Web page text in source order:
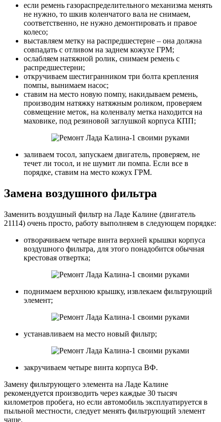
если ремень газораспределительного механизма менять
не нужно, то шкив коленчатого вала не снимаем,
соответственно, не нужно демонтировать и правое
колесо;
выставляем метку на распредшестерне – она должна
совпадать с отливом на заднем кожухе ГРМ;
ослабляем натяжной ролик, снимаем ремень с
распредшестерни;
откручиваем шестигранником три болта крепления
помпы, вынимаем насос;
ставим на место новую помпу, накидываем ремень,
производим натяжку натяжным роликом, проверяем
совмещение меток, на коленвалу метка находится на
маховике, под резиновой заглушкой корпуса КПП;
заливаем тосол, запускаем двигатель, проверяем, не
течет ли тосол, и не шумит ли помпа. Если все в
порядке, ставим на место кожух ГРМ.
Замена воздушного фильтра
Заменить воздушный фильтр на Ладе Калине (двигатель
21114) очень просто, работу выполняем в следующем порядке:
отворачиваем четыре винта верхней крышки корпуса
воздушного фильтра, для этого понадобится обычная
крестовая отвертка;
поднимаем верхнюю крышку, извлекаем фильтрующий
элемент;
устанавливаем на место новый фильтр;
закручиваем четыре винта корпуса ВФ.
Замену фильтрующего элемента на Ладе Калине
рекомендуется производить через каждые 30 тысяч
километров пробега, но если автомобиль эксплуатируется в
пыльной местности, следует менять фильтрующий элемент
чаще.